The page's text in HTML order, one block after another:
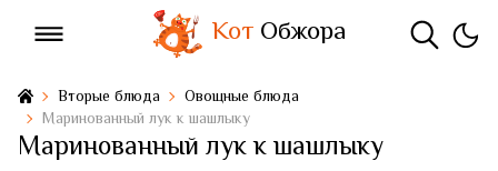
КотОбжора
Вторые блюда
Овощные блюда
Маринованный лук к шашлыку
Маринованный лук к шашлыку